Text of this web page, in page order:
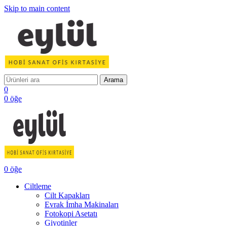
Skip to main content
Arama
0
0 öğe
0 öğe
Ciltleme
Cilt Kapakları
Evrak İmha Makinaları
Fotokopi Asetatı
Giyotinler